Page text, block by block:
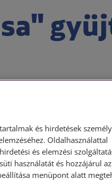
és hirdetések
Oldalhasználattal
és elemzési
használatát és hozzájárul az
menüpont alatt